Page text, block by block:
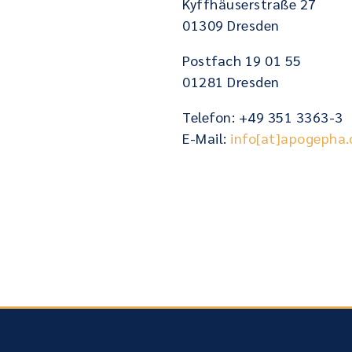
01309 Dresden
Postfach 19 01 55
01281 Dresden
Telefon: +49 351 3363-3
E-Mail: